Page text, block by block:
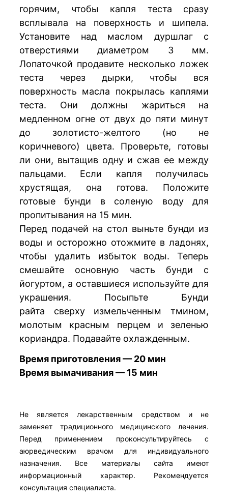
горячим, чтобы капля теста сразу
всплывала на поверхность и шипела.
Установите над маслом дуршлаг с
отверстиями диаметром 3 мм.
Лопаточкой продавите несколько ложек
теста через дырки, чтобы вся
поверхность масла покрылась каплями
теста. Они должны жариться на
медленном огне от двух до пяти минут
до золотисто-желтого (но не
коричневого) цвета. Проверьте, готовы
ли они, вытащив одну и сжав ее между
пальцами. Если капля получилась
хрустящая, она готова. Положите
готовые бунди в соленую воду для
пропитывания на 15 мин.
Перед подачей на стол выньте бунди из
воды и осторожно отожмите в ладонях,
чтобы удалить избыток воды. Теперь
смешайте основную часть бунди с
йогуртом, а оставшиеся используйте для
украшения. Посыпьте Бунди
райта сверху измельченным тмином,
молотым красным перцем и зеленью
кориандра. Подавайте охлажденным.
Время приготовления — 20 мин
Время вымачивания — 15 мин
Не является лекарственным средством и не
заменяет традиционного медицинского лечения.
Перед применением проконсультируйтесь с
аюрведическим врачом для индивидуального
назначения. Все материалы сайта имеют
информационный характер. Рекомендуется
консультация специалиста.